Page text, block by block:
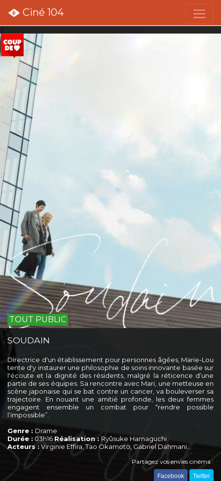
Ciné 104
TOUT PUBLIC
SOUDAIN
Directrice d'un établissement pour personnes âgées, Marie-Lou
tente d'y instaurer une philosophie de soins innovante basée sur
l'écoute et la dignité des résidents, malgré la réticence d’une
partie de ses équipes. Sa rencontre avec Mari, une metteuse en
scène japonaise qui se bat contre un cancer, va bouleverser sa
trajectoire. En nouant une amitié profonde, les deux femmes
engagent ensemble un combat pour “rendre possible
l’impossible”.
Genre : Drame
Durée : 03h16 Réalisation : Ryûsuke Hamaguchi
Acteurs : Virginie Effira, Tao Okamoto, Gabriel Dahmani…
Partagez vos envies cinéma :
Facebook Twitter